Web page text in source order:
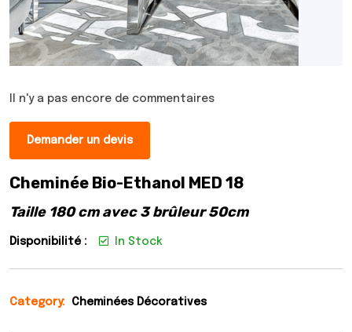
Il n'y a pas encore de commentaires
Demander un devis
Cheminée Bio-Ethanol MED 18
Taille 180 cm avec 3 brûleur 50cm
Disponibilité : In Stock
Category: Cheminées Décoratives